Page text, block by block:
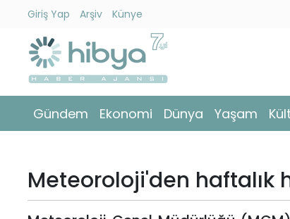
Giriş Yap Arşiv Künye
Gündem Ekonomi Dünya Yaşam
Gündem
Ekonomi
Yaşam
Meteoroloji'den